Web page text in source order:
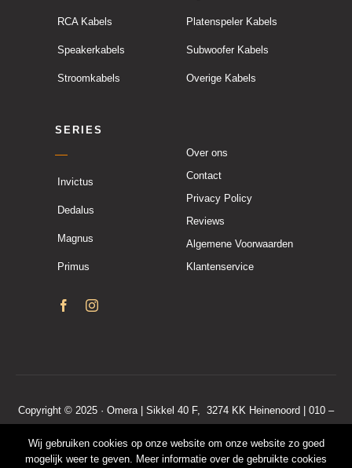
SERIES
Platenspeler Kabels
Subwoofer Kabels
Overige Kabels
RCA Kabels
Speakerkabels
Stroomkabels
Invictus
Dedalus
Magnus
Primus
Over ons
Contact
Privacy Policy
Reviews
Algemene Voorwaarden
Klantenservice
Copyright © 2025 · Omera | Sikkel 40 F, 3274 KK Heinenoord | 010 –
7600 190
KvKnr. 50208446 | BTWnr. NL001571088B68
Algemene voorwaarden|Privacy policy|Klantenservice
Wij gebruiken cookies op onze website om onze website zo goed
mogelijk weer te geven. Meer informatie over de gebruikte cookies